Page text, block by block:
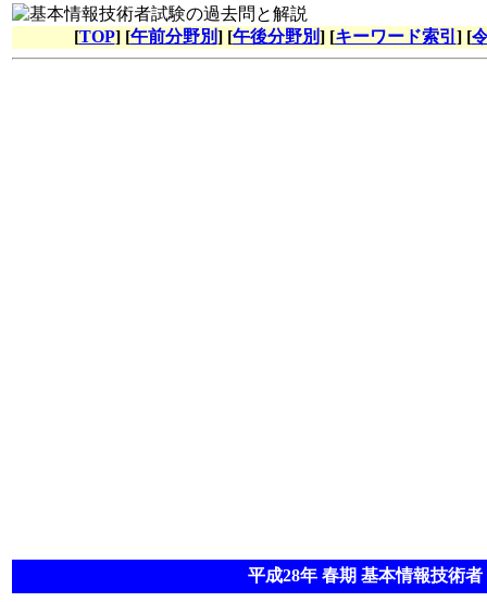
[TOP] [午前分野別] [午後分野別] [キーワード索引 ] [
平成28年 春期 基本情報技術者